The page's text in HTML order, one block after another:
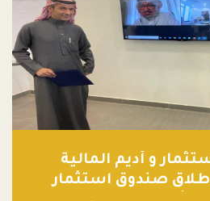
و أديم المالية
صندوق استثمار